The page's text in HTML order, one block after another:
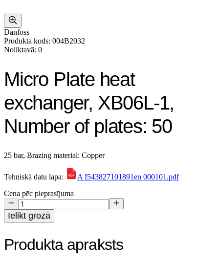
Danfoss
Produkta kods: 004B2032
Noliktavā: 0
Micro Plate heat
exchanger, XB06L-1,
Number of plates: 50
25 bar, Brazing material: Copper
Tehniskā datu lapa:
A I543827101891en 000101.pdf
Cena pēc pieprasījuma
Ielikt grozā
Produkta apraksts